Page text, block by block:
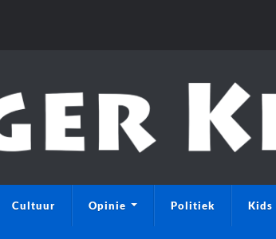
Cultuur Opinie Politiek Kids